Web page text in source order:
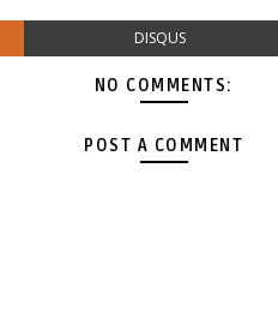
DISQUS
NO COMMENTS:
POST A COMMENT